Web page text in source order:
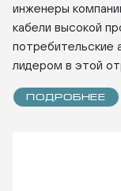
инженеры
кабели высокой
потребительские
лидером в этой
ПОДРОБНЕЕ